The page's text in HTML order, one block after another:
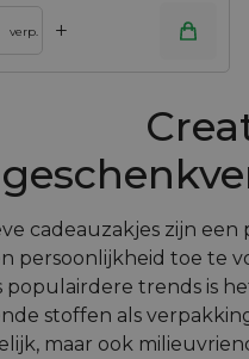
verp. +
cadeauzakjes zijn
persoonlijkheid toe te
populairdere trends is
stoffen als
maar ook